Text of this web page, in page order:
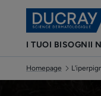
I TUOI BISOGNII
Homepage